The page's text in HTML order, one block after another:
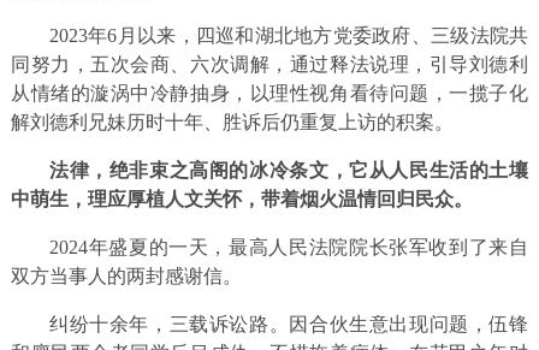
2023年6月以来，四巡和湖北地方党委政府、三级法院共
同努力，五次会商、六次调解，通过释法说理，引导刘德利
从情绪的漩涡中冷静抽身，以理性视角看待问题，一揽子化
解刘德利兄妹历时十年、胜诉后仍重复上访的积案。
法律，绝非束之高阁的冰冷条文，它从人民生活的土壤
中萌生，理应厚植人文关怀，带着烟火温情回归民众。
2024年盛夏的一天，最高人民法院院长张军收到了来自
双方当事人的两封感谢信。
纠纷十余年，三载诉讼路。因合伙生意出现问题，伍锋